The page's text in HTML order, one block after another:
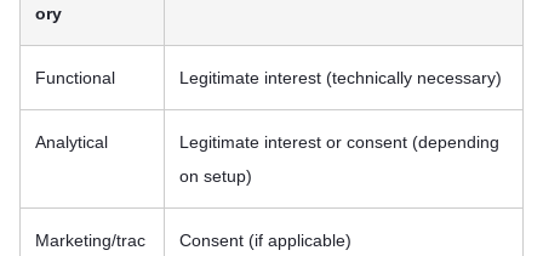
ory
Functional Legitimate interest (technically necessary)
Analytical
Legitimate interest or consent (depending
on setup)
Marketing/trac
Consent (if applicable)